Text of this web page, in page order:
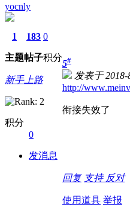
yocnly
1
主题
183
帖子
0
积分
新手上路
积分
0
发消息
5#
发表于 2018-
http://
衔接失效了
回复 支持 反对
使用道具 举报